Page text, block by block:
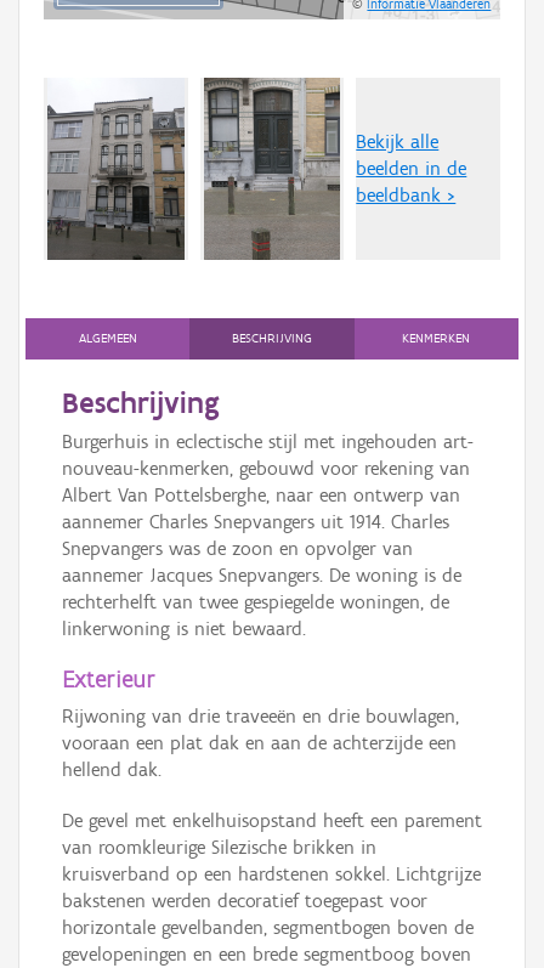
©Informatie Vlaanderen
Bekijk alle
beelden in de
beeldbank >
ALGEMEEN BESCHRIJVING KENMERKEN
Beschrijving
Burgerhuis in eclectische stijl met ingehouden art-
nouveau-kenmerken, gebouwd voor rekening van
Albert Van Pottelsberghe, naar een ontwerp van
aannemer Charles Snepvangers uit 1914. Charles
Snepvangers was de zoon en opvolger van
aannemer Jacques Snepvangers. De woning is de
rechterhelft van twee gespiegelde woningen, de
linkerwoning is niet bewaard.
Exterieur
Rijwoning van drie traveeën en drie bouwlagen,
vooraan een plat dak en aan de achterzijde een
hellend dak.
De gevel met enkelhuisopstand heeft een parement
van roomkleurige Silezische brikken in
kruisverband op een hardstenen sokkel. Lichtgrijze
bakstenen werden decoratief toegepast voor
horizontale gevelbanden, segmentbogen boven de
gevelopeningen en een brede segmentboog boven